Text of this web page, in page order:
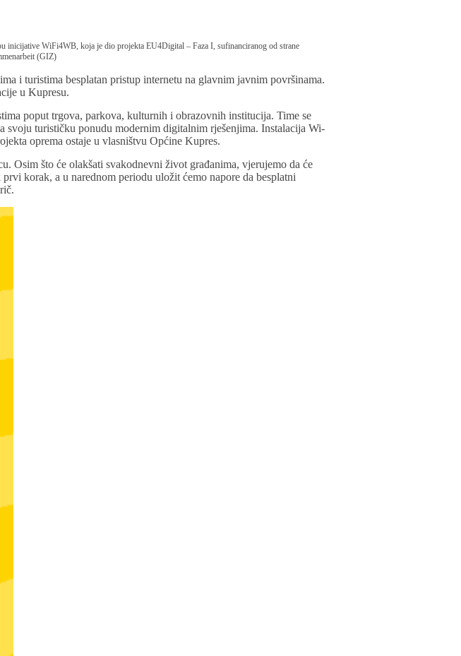
inicijative WiFi4WB, koja je dio projekta EU4Digital – Faza I, sufinanciranog od strane
(GIZ)
i turistima besplatan pristup internetu na glavnim javnim površinama.
u Kupresu.
poput trgova, parkova, kulturnih i obrazovnih institucija. Time se
turističku ponudu modernim digitalnim rješenjima. Instalacija Wi-
oprema ostaje u vlasništvu Općine Kupres.
Osim što će olakšati svakodnevni život građanima, vjerujemo da će
korak, a u narednom periodu uložit ćemo napore da besplatni